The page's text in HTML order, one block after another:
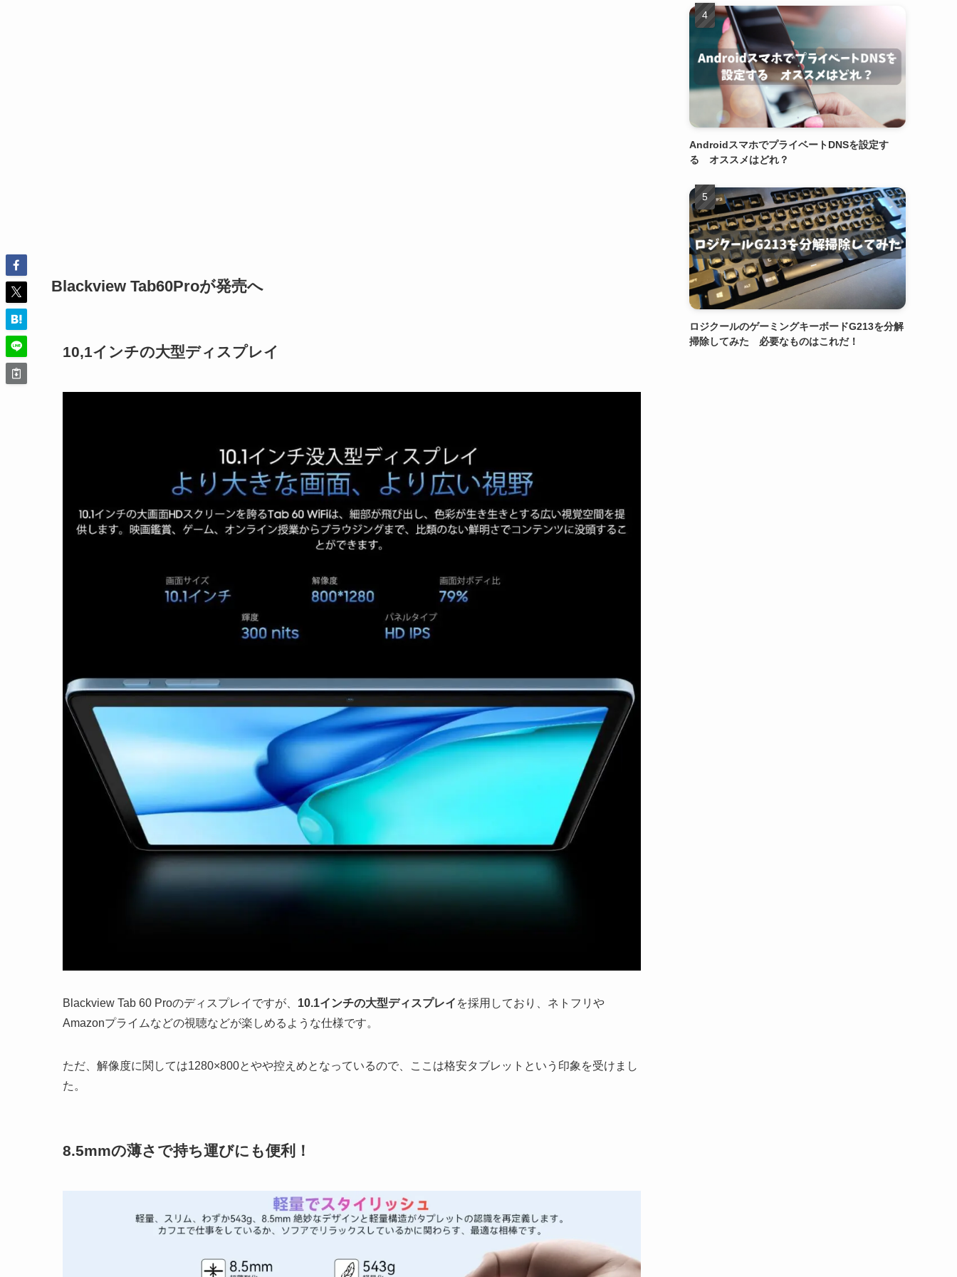
Blackview Tab60Proが発売へ
10,1インチの大型ディスプレイ
Blackview Tab 60 Proのディスプレイですが、 10.1インチの大型ディスプレイ を採用しており、ネトフリや
Amazonプライムなどの視聴などが楽しめるような仕様です。
ただ、解像度に関しては1280×800とやや控えめとなっているので、ここは格安タブレットという印象を受けまし
た。
8.5mmの薄さで持ち運びにも便利！
AndroidスマホでプライベートDNSを設定す
る オススメはどれ？
ロジクールのゲーミングキーボードG213を分解
掃除してみた 必要なものはこれだ！